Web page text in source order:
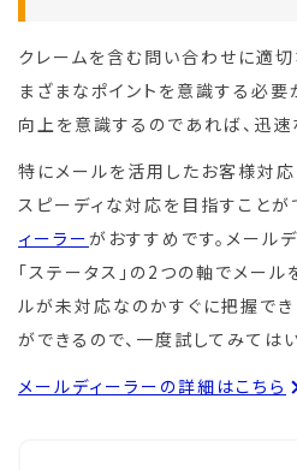
クレームを含む問い合わせに適
まざまなポイントを意識する必要
向上を意識するのであれば、迅速
特にメールを活用したお客様対
スピーディな対応を目指すことが
ィーラーがおすすめです。メール
「ステータス」の2つの軸でメール
ルが未対応なのかすぐに把握でき
ができるので、一度試してみては
メールディーラーの詳細はこちら